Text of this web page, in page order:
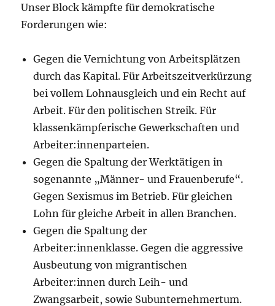
Unser Block kämpfte für demokratische
Forderungen wie:
Gegen die Vernichtung von Arbeitsplätzen
durch das Kapital. Für Arbeitszeitverkürzung
bei vollem Lohnausgleich und ein Recht auf
Arbeit. Für den politischen Streik. Für
klassenkämpferische Gewerkschaften und
Arbeiter:innenparteien.
Gegen die Spaltung der Werktätigen in
sogenannte „Männer- und Frauenberufe“.
Gegen Sexismus im Betrieb. Für gleichen
Lohn für gleiche Arbeit in allen Branchen.
Gegen die Spaltung der
Arbeiter:innenklasse. Gegen die aggressive
Ausbeutung von migrantischen
Arbeiter:innen durch Leih- und
Zwangsarbeit, sowie Subunternehmertum.